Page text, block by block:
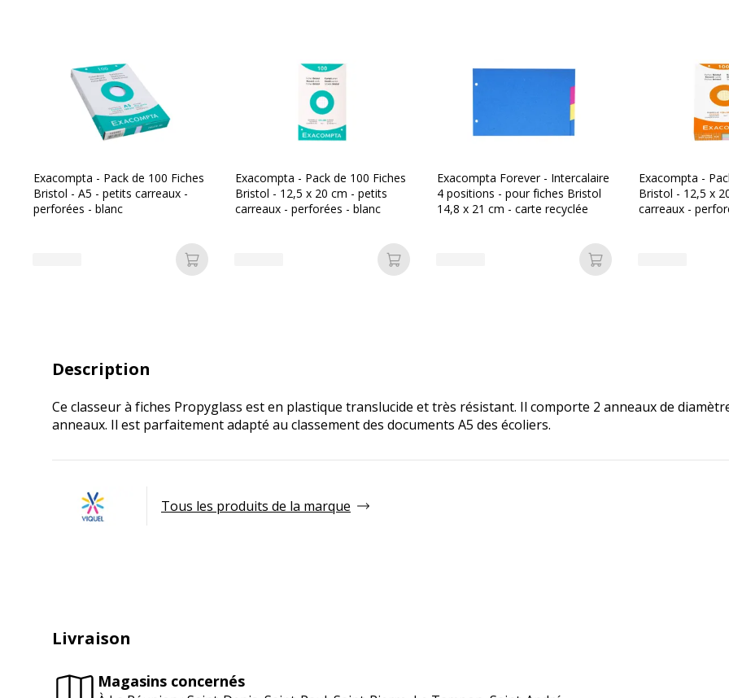
Exacompta - Pack de 100 Fiches
Bristol - A5 - petits carreaux -
perforées - blanc
Ajouter au panier
Exacompta - Pack de 100 Fiches
Bristol - 12,5 x 20 cm - petits
carreaux - perforées - blanc
Ajouter au panier
Exacompta Forever - Intercalaire
4 positions - pour fiches Bristol
14,8 x 21 cm - carte recyclée
Ajouter au panier
Exacompta -
Bristol - 12,5 x
carreaux -
Description
Ce classeur à fiches Propyglass est en plastique translucide et très résistant. Il comporte 2 anneaux de
anneaux. Il est parfaitement adapté au classement des documents A5 des écoliers.
Tous les produits de la marque
Livraison
Magasins concernés